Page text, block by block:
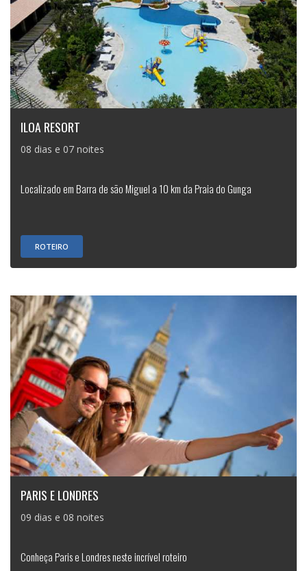
ILOA RESORT
08 dias e 07 noites
Localizado em Barra de são Miguel a 10 km da Praia do Gunga
ROTEIRO
PARIS E LONDRES
09 dias e 08 noites
Conheça Paris e Londres neste incrível roteiro